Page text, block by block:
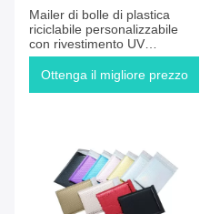
Mailer di bolle di plastica
riciclabile personalizzabile
con rivestimento UV
resistente
Ottenga il migliore prezzo